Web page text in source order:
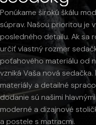
Ponúkame širokú škálu
súprav. Našou prioritou je
posledného detailu. Ak sa
určiť vlastný rozmer
poťahového materiálu od
vzniká Vaša nová
materiály a detailné
dodanie sú našimi
moderné a dizajnové
a postele s matracmi.